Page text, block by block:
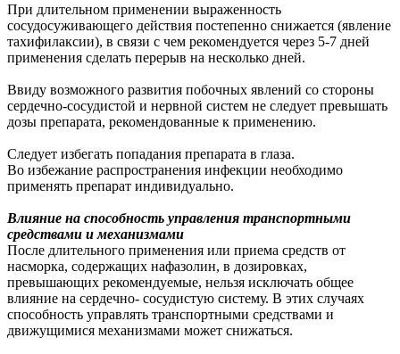
При длительном применении выраженность
сосудосуживающего действия постепенно снижается (явление
тахифилаксии), в связи с чем рекомендуется через 5-7 дней
применения сделать перерыв на несколько дней.
Ввиду возможного развития побочных явлений со стороны
сердечно-сосудистой и нервной систем не следует превышать
дозы препарата, рекомендованные к применению.
Следует избегать попадания препарата в глаза.
Во избежание распространения инфекции необходимо
применять препарат индивидуально.
Влияние на способность управления транспортными
средствами и механизмами
После длительного применения или приема средств от
насморка, содержащих нафазолин, в дозировках,
превышающих рекомендуемые, нельзя исключать общее
влияние на сердечно- сосудистую систему. В этих случаях
способность управлять транспортными средствами и
движущимися механизмами может снижаться.